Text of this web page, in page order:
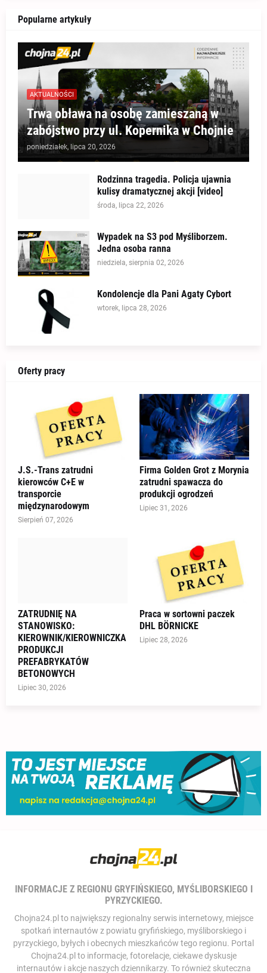
Popularne artykuły
AKTUALNOŚCI
Trwa obława na osobę zamieszaną w
zabójstwo przy ul. Kopernika w Chojnie
poniedziałek, lipca 20, 2026
Rodzinna tragedia. Policja ujawnia
kulisy dramatycznej akcji [video]
środa, lipca 22, 2026
Wypadek na S3 pod Myśliborzem.
Jedna osoba ranna
niedziela, sierpnia 02, 2026
Kondolencje dla Pani Agaty Cybort
wtorek, lipca 28, 2026
Oferty pracy
J.S.-Trans zatrudni
kierowców C+E w
transporcie
międzynarodowym
Sierpień 07, 2026
Firma Golden Grot z Morynia
zatrudni spawacza do
produkcji ogrodzeń
Lipiec 31, 2026
ZATRUDNIĘ NA
STANOWISKO:
KIEROWNIK/KIEROWNICZKA
PRODUKCJI
PREFABRYKATÓW
BETONOWYCH
Lipiec 30, 2026
Praca w sortowni paczek
DHL BÖRNICKE
Lipiec 28, 2026
INFORMACJE Z REGIONU GRYFIŃSKIEGO, MYŚLIBORSKIEGO I
PYRZYCKIEGO.
Chojna24.pl to największy regionalny serwis internetowy, miejsce
spotkań internautów z powiatu gryfińskiego, myśliborskiego i
pyrzyckiego, byłych i obecnych mieszkańców tego regionu. Portal
Chojna24.pl to informacje, fotorelacje, ciekawe dyskusje
internautów i akcje naszych dziennikarzy. To również skuteczna